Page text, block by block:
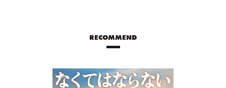
RECOMMEND